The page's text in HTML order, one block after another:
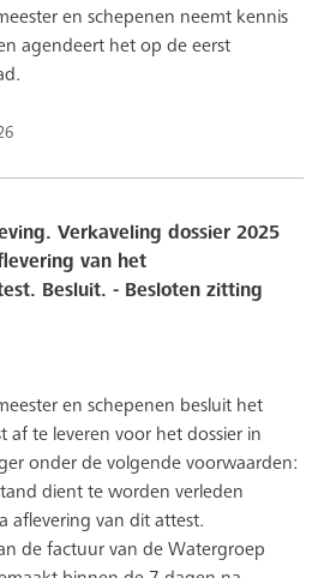
en schepenen neemt kennis
agendeert het op de eerst
Verkaveling dossier 2025
van het
Besluit. - Besloten zitting
en schepenen besluit het
af te leveren voor het dossier in
onder de volgende voorwaarden:
dient te worden verleden
aflevering van dit attest.
de factuur van de Watergroep